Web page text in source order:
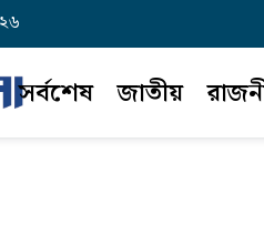
সর্বশেষ জাতীয়